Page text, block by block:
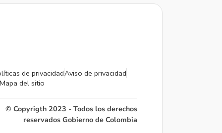
de privacidadAviso de privacidad
Mapa del sitio
© Copyrigth 2023 - Todos los derechos
reservados Gobierno de Colombia